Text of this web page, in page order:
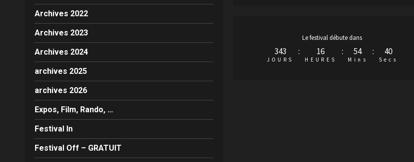
Archives 2022
Archives 2023
Archives 2024
archives 2025
archives 2026
Expos, Film, Rando, …
Festival In
Festival Off – GRATUIT
Le festival débute dans
343
JOURS
: 16
HEURES
: 54
Mins
: 39
Secs